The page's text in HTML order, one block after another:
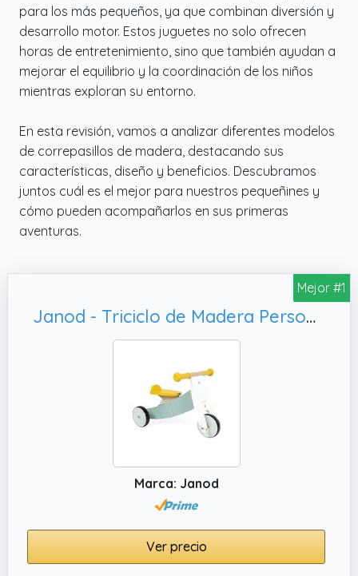
para los más pequeños, ya que combinan diversión y
desarrollo motor. Estos juguetes no solo ofrecen
horas de entretenimiento, sino que también ayudan a
mejorar el equilibrio y la coordinación de los niños
mientras exploran su entorno.
En esta revisión, vamos a analizar diferentes modelos
de correpasillos de madera, destacando sus
características, diseño y beneficios. Descubramos
juntos cuál es el mejor para nuestros pequeñines y
cómo pueden acompañarlos en sus primeras
aventuras.
Mejor #1
Janod - Triciclo de Madera Personalizable - Asiento de 23 cm de Altura - Correpasillos de Madera - A Partir de 12 Meses
Marca: Janod
Ver precio